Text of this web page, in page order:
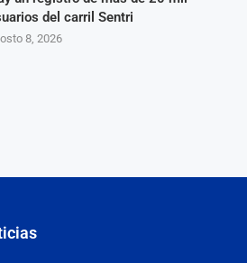
del carril Sentri
8, 2026